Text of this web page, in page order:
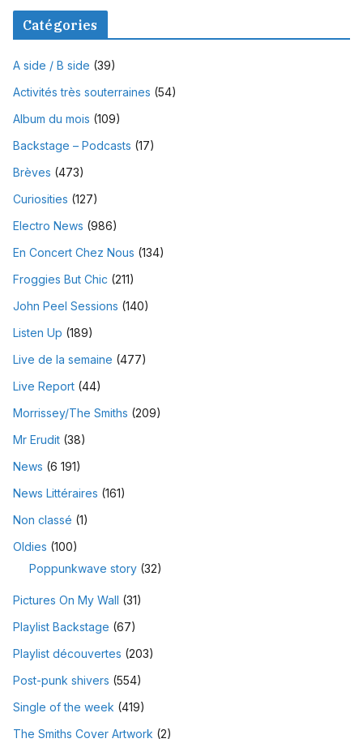
Catégories
A side / B side (39)
Activités très souterraines (54)
Album du mois (109)
Backstage – Podcasts (17)
Brèves (473)
Curiosities (127)
Electro News (986)
En Concert Chez Nous (134)
Froggies But Chic (211)
John Peel Sessions (140)
Listen Up (189)
Live de la semaine (477)
Live Report (44)
Morrissey/The Smiths (209)
Mr Erudit (38)
News (6 191)
News Littéraires (161)
Non classé (1)
Oldies (100)
Poppunkwave story (32)
Pictures On My Wall (31)
Playlist Backstage (67)
Playlist découvertes (203)
Post-punk shivers (554)
Single of the week (419)
The Smiths Cover Artwork (2)